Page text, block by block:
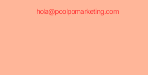
hola@poolpomarketing.com